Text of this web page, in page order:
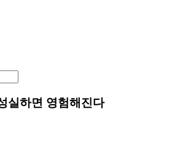
실하면 영험해진다